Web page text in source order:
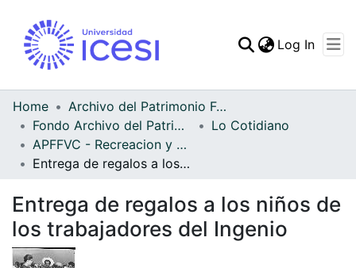
Statistics
Log In
Home
Archivo del Patrimonio Fotográfico y Fílmico del Valle del Cauca
Fondo Archivo del Patrimonio Fotográfico y Fílmico del Valle del Cauca
Lo Cotidiano
APFFVC - Recreacion y Paseo - Patrimonial
Entrega de regalos a los niños de los trabajadores del Ingenio
Entrega de regalos a los niños de
los trabajadores del Ingenio